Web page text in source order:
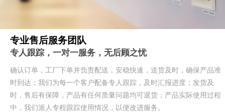
专业售后服务团队
专人跟踪，一对一服务，无后顾之忧
确认订单，工厂下单并负责配送，安稳快速，送货及时，确保产品准
时到达；我们为每一个客户配备专人跟踪，及时汇报进度；发货及
时，售后有保障，产品有任何质量问题均可退货；产品实际使用过程
中，我们派人专程跟踪使用情况，以便改进服务。